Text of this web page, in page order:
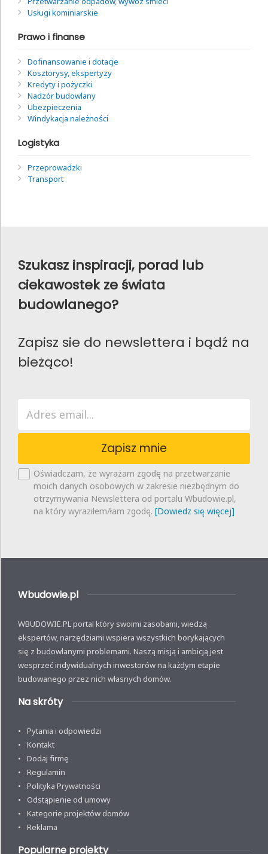
Usługi kominiarskie
Prawo i finanse
Dofinansowanie i dotacje
Kosztorysy, ekspertyzy
Kredyty i pożyczki
Nadzór budowlany
Ubezpieczenia
Windykacja należności
Logistyka
Przeprowadzki
Transport
Szukasz inspiracji, porad lub
ciekawostek ze świata
budowlanego?
Zapisz sie do newslettera i bądź na
bieżąco!
Zapisz mnie
Oświadczam, że wyrażam zgodę na przetwarzanie
moich danych osobowych w zakresie niezbędnym do
otrzymywania Newslettera od portalu Wbudowie.pl,
na który wyraziłem/łam zgodę. [Dowiedz się więcej]
Wbudowie.pl
WBUDOWIE.PL portal który swoimi zasobami, wiedzą
ekspertów, narzędziami wspiera wszystkich borykających
się z budowlanymi problemami. Naszą misją i ambicją jest
wesprzeć indywidualnych inwestorów na każdym etapie
budowanego przez nich własnych domów.
Na skróty
Pytania i odpowiedzi
Kontakt
Dodaj firmę
Regulamin
Polityka Prywatności
Odstąpienie od umowy
Kategorie projektów domów
Reklama
Popularne projekty